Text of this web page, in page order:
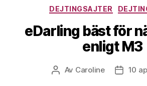
DEJTINGSAJTER
eDarling bäst för
enligt M3
Inläggsförfattare
Av Caroline 10